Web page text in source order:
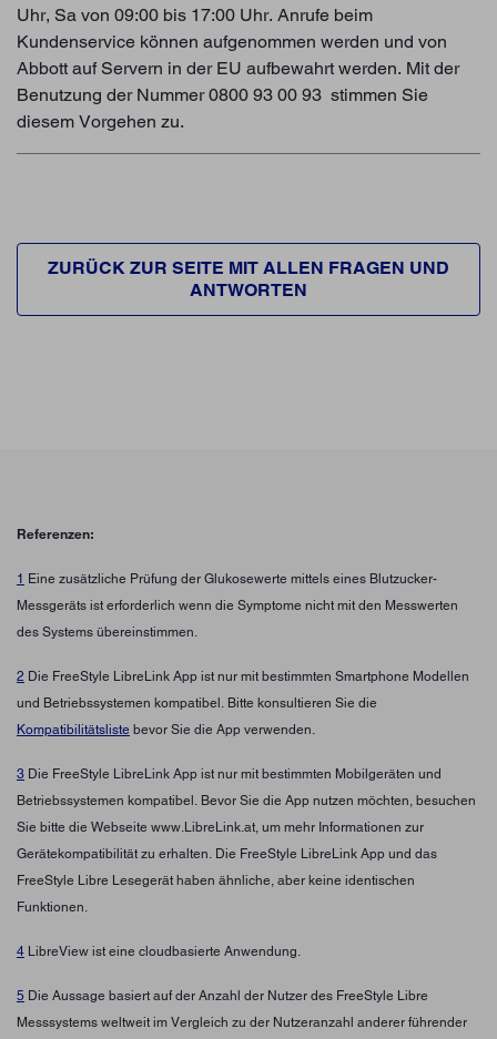
Uhr, Sa von 09:00 bis 17:00 Uhr. Anrufe beim
Kundenservice können aufgenommen werden und von
Abbott auf Servern in der EU aufbewahrt werden. Mit der
Benutzung der Nummer 0800 93 00 93 stimmen Sie
diesem Vorgehen zu.
ZURÜCK ZUR SEITE MIT ALLEN FRAGEN UND
ANTWORTEN
Referenzen:
1 Eine zusätzliche Prüfung der Glukosewerte mittels eines Blutzucker-
Messgeräts ist erforderlich wenn die Symptome nicht mit den Messwerten
des Systems übereinstimmen.
2 Die FreeStyle LibreLink App ist nur mit bestimmten Smartphone Modellen
und Betriebssystemen kompatibel. Bitte konsultieren Sie die
Kompatibilitätsliste bevor Sie die App verwenden.
3 Die FreeStyle LibreLink App ist nur mit bestimmten Mobilgeräten und
Betriebssystemen kompatibel. Bevor Sie die App nutzen möchten, besuchen
Sie bitte die Webseite www.LibreLink.at, um mehr Informationen zur
Gerätekompatibilität zu erhalten. Die FreeStyle LibreLink App und das
FreeStyle Libre Lesegerät haben ähnliche, aber keine identischen
Funktionen.
4 LibreView ist eine cloudbasierte Anwendung.
5 Die Aussage basiert auf der Anzahl der Nutzer des FreeStyle Libre
Messsystems weltweit im Vergleich zu der Nutzeranzahl anderer führender